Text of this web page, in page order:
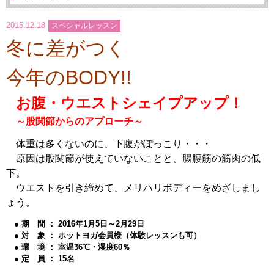
2015.12.18 スペシャルレッスン
冬に差がつく
今年のBODY!!
お腹・ウエストシェイプアップ！
～股関節からのアプローチ～
体重は多くないのに、下腹がぽっこり・・・
原因は股関節が使えていないことと、腸腰筋の筋肉の低
下。
ウエストを引き締めて、メリハリボディーをめざしまし
ょう。
● 期 間 ： 2016年1月5日～2月29日
● 対 象 ： ホットヨガ会員様（体験レッスンも可）
● 環 境 ： 室温36℃・湿度60％
● 定 員 ： 15名
お客様の声
指導員育成コース
スタッフブログ
ご入会のご予約